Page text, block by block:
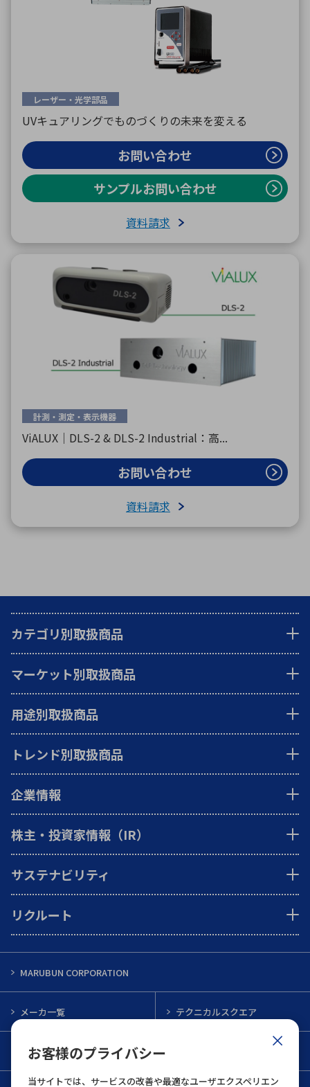
お客様のプライバシー
当サイトでは、サービスの改善や最適なユーザエクスペリエン
レーザー・光学部品
UVキュアリングでものづくりの未来を変える
お問い合わせ
サンプルお問い合わせ
資料請求
計測・測定・表示機器
ViALUX｜DLS-2 & DLS-2 Industrial：高...
お問い合わせ
資料請求
カテゴリ別取扱商品
マーケット別取扱商品
用途別取扱商品
トレンド別取扱商品
企業情報
株主・投資家情報（IR）
サステナビリティ
リクルート
MARUBUN CORPORATION
メーカ一覧 テクニカルスクエア
インフォメーション